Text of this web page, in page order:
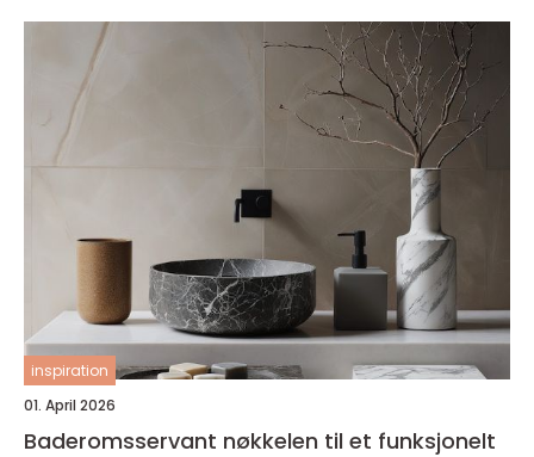
inspiration
01. April 2026
Baderomsservant nøkkelen til et funksjonelt